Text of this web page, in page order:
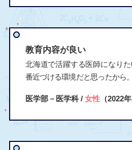
教育内容が良い
北海道で活躍する医師になり
番近づける環境だと思ったから。
医学部－医学科 / 女性（2022年